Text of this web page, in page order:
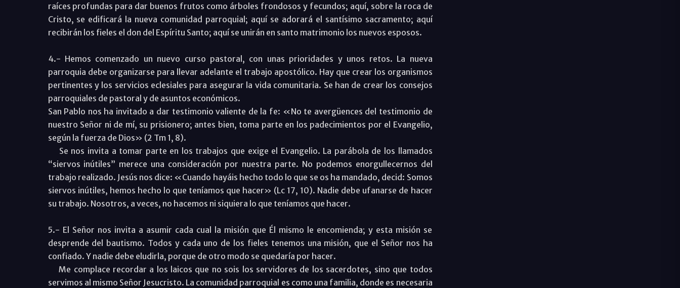
raíces profundas para dar buenos frutos como árboles frondosos y fecundos; aquí, sobre la roca de
Cristo, se edificará la nueva comunidad parroquial; aquí se adorará el santísimo sacramento; aquí
recibirán los fieles el don del Espíritu Santo; aquí se unirán en santo matrimonio los nuevos esposos.
4.- Hemos comenzado un nuevo curso pastoral, con unas prioridades y unos retos. La nueva
parroquia debe organizarse para llevar adelante el trabajo apostólico. Hay que crear los organismos
pertinentes y los servicios eclesiales para asegurar la vida comunitaria. Se han de crear los consejos
parroquiales de pastoral y de asuntos económicos.
San Pablo nos ha invitado a dar testimonio valiente de la fe: «No te avergüences del testimonio de
nuestro Señor ni de mí, su prisionero; antes bien, toma parte en los padecimientos por el Evangelio,
según la fuerza de Dios» (2 Tm 1, 8).
Se nos invita a tomar parte en los trabajos que exige el Evangelio. La parábola de los llamados
“siervos inútiles” merece una consideración por nuestra parte. No podemos enorgullecernos del
trabajo realizado. Jesús nos dice: «Cuando hayáis hecho todo lo que se os ha mandado, decid: Somos
siervos inútiles, hemos hecho lo que teníamos que hacer» (Lc 17, 10). Nadie debe ufanarse de hacer
su trabajo. Nosotros, a veces, no hacemos ni siquiera lo que teníamos que hacer.
5.- El Señor nos invita a asumir cada cual la misión que Él mismo le encomienda; y esta misión se
desprende del bautismo. Todos y cada uno de los fieles tenemos una misión, que el Señor nos ha
confiado. Y nadie debe eludirla, porque de otro modo se quedaría por hacer.
Me complace recordar a los laicos que no sois los servidores de los sacerdotes, sino que todos
servimos al mismo Señor Jesucristo. La comunidad parroquial es como una familia, donde es necesaria